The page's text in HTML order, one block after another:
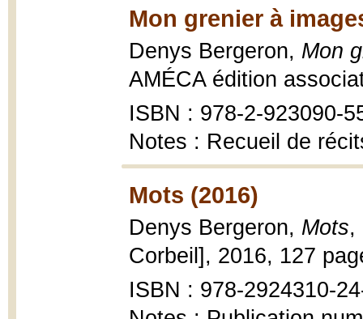
Mon grenier à
Denys Bergeron, Mon
AMÉCA édition
ISBN : 978-2-923090-
Notes : Recueil de
Mots (2016)
Denys Bergeron, Mots,
Corbeil], 2016, 127
ISBN : 978-2924310-